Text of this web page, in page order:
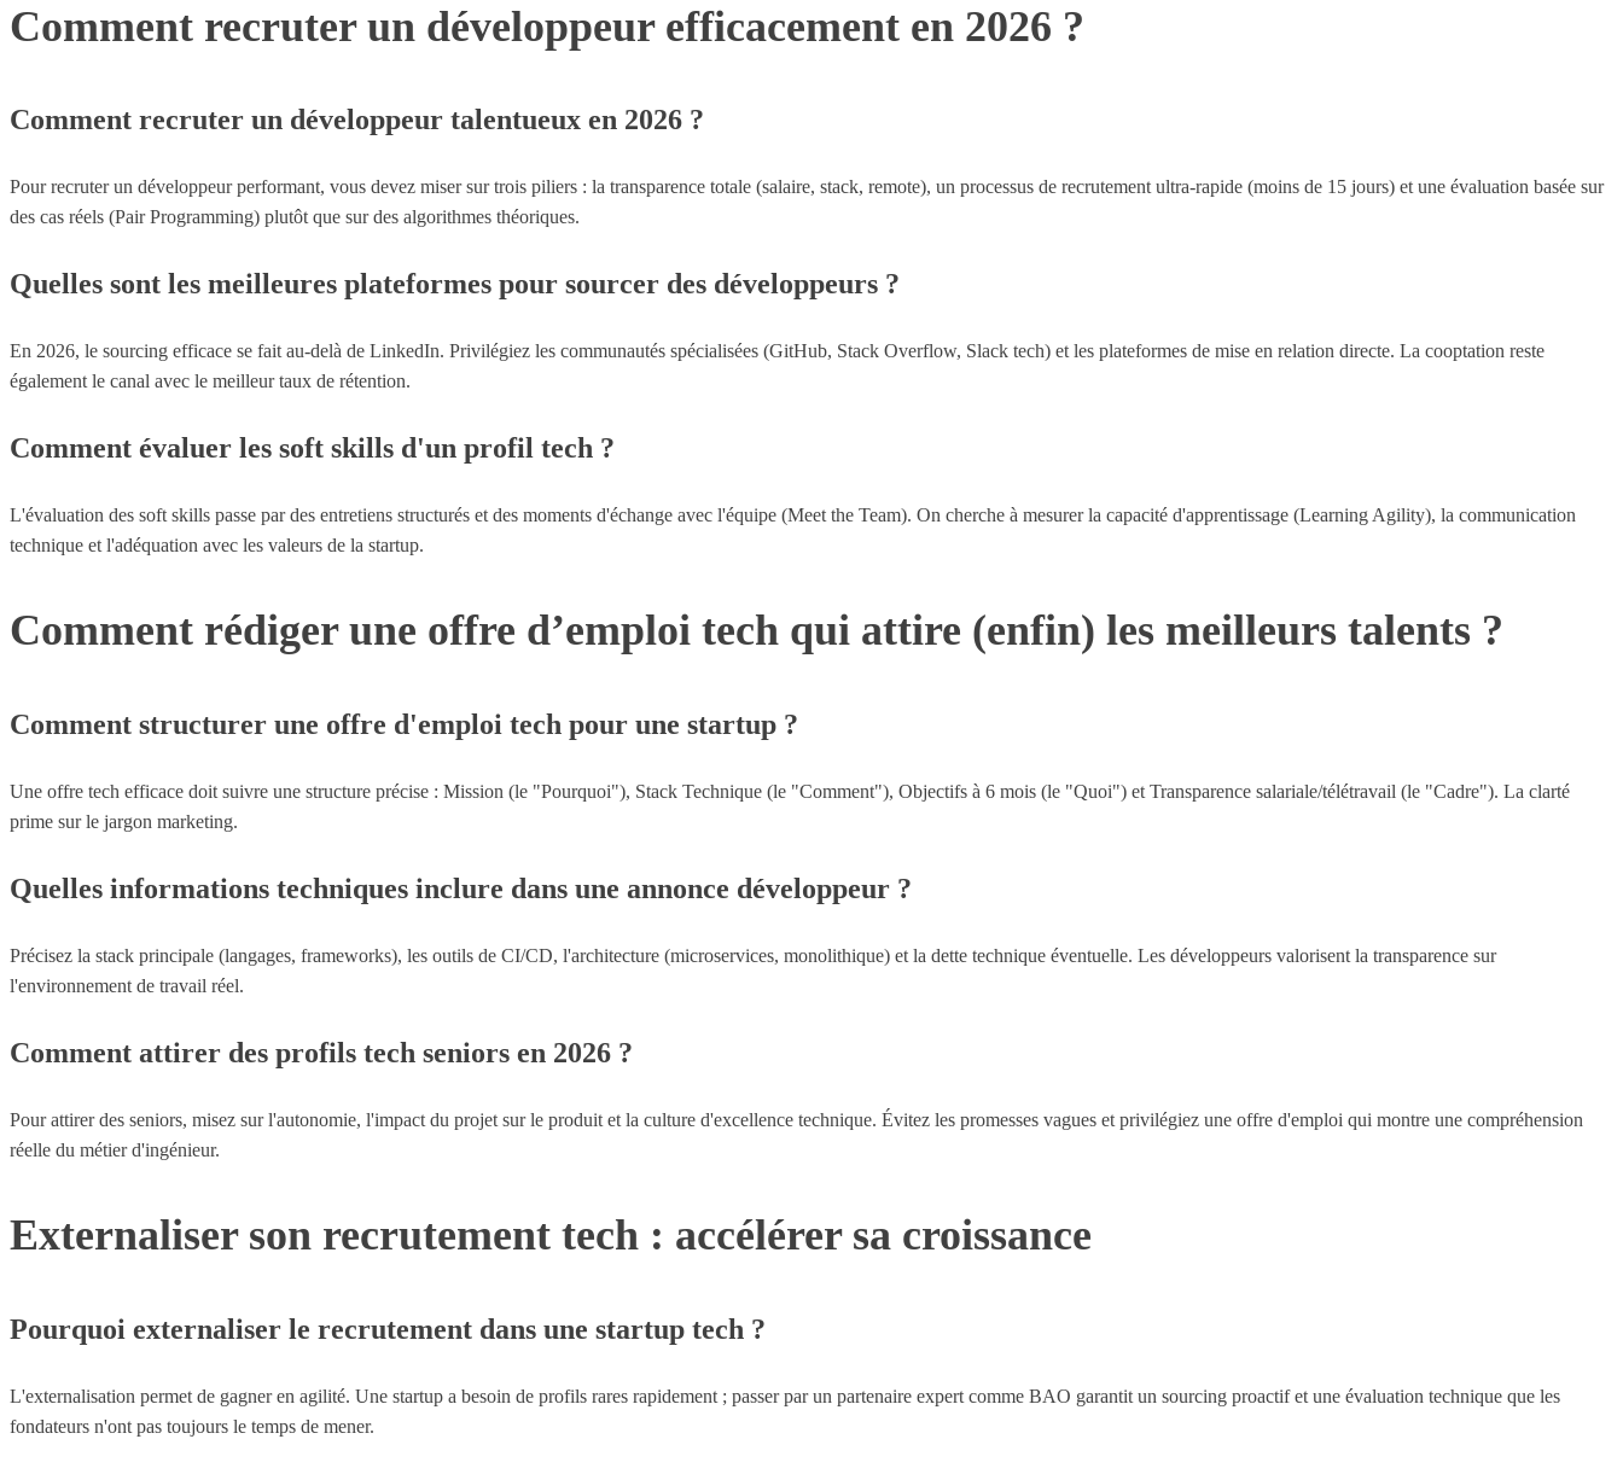
Comment recruter un développeur efficacement en 2026 ?
Comment recruter un développeur talentueux en 2026 ?
Pour recruter un développeur performant, vous devez miser sur trois piliers : la transparence totale (salaire, stack, remote), un processus de recrutement ultra-rapide (moins de 15 jours) et une évaluation basée sur
des cas réels (Pair Programming) plutôt que sur des algorithmes théoriques.
Quelles sont les meilleures plateformes pour sourcer des développeurs ?
En 2026, le sourcing efficace se fait au-delà de LinkedIn. Privilégiez les communautés spécialisées (GitHub, Stack Overflow, Slack tech) et les plateformes de mise en relation directe. La cooptation reste
également le canal avec le meilleur taux de rétention.
Comment évaluer les soft skills d'un profil tech ?
L'évaluation des soft skills passe par des entretiens structurés et des moments d'échange avec l'équipe (Meet the Team). On cherche à mesurer la capacité d'apprentissage (Learning Agility), la communication
technique et l'adéquation avec les valeurs de la startup.
Comment rédiger une offre d’emploi tech qui attire (enfin) les meilleurs talents ?
Comment structurer une offre d'emploi tech pour une startup ?
Une offre tech efficace doit suivre une structure précise : Mission (le "Pourquoi"), Stack Technique (le "Comment"), Objectifs à 6 mois (le "Quoi") et Transparence salariale/télétravail (le "Cadre"). La clarté
prime sur le jargon marketing.
Quelles informations techniques inclure dans une annonce développeur ?
Précisez la stack principale (langages, frameworks), les outils de CI/CD, l'architecture (microservices, monolithique) et la dette technique éventuelle. Les développeurs valorisent la transparence sur
l'environnement de travail réel.
Comment attirer des profils tech seniors en 2026 ?
Pour attirer des seniors, misez sur l'autonomie, l'impact du projet sur le produit et la culture d'excellence technique. Évitez les promesses vagues et privilégiez une offre d'emploi qui montre une compréhension
réelle du métier d'ingénieur.
Externaliser son recrutement tech : accélérer sa croissance
Pourquoi externaliser le recrutement dans une startup tech ?
L'externalisation permet de gagner en agilité. Une startup a besoin de profils rares rapidement ; passer par un partenaire expert comme BAO garantit un sourcing proactif et une évaluation technique que les
fondateurs n'ont pas toujours le temps de mener.